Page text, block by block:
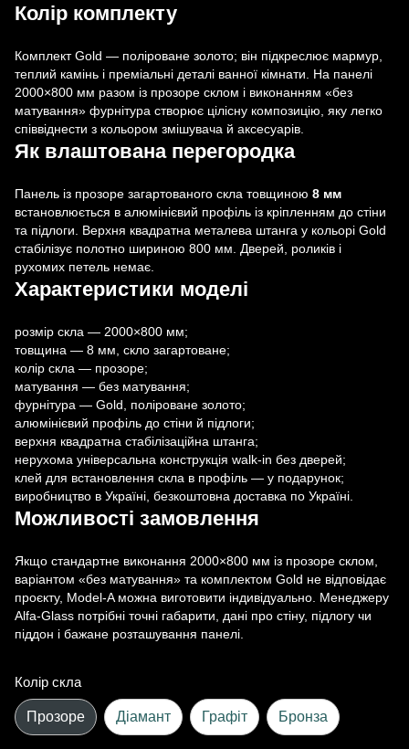
Колір комплекту
Комплект Gold — поліроване золото; він підкреслює мармур,
теплий камінь і преміальні деталі ванної кімнати. На панелі
2000×800 мм разом із прозоре склом і виконанням «без
матування» фурнітура створює цілісну композицію, яку легко
співвіднести з кольором змішувача й аксесуарів.
Як влаштована перегородка
Панель із прозоре загартованого скла товщиною 8 мм
встановлюється в алюмінієвий профіль із кріпленням до стіни
та підлоги. Верхня квадратна металева штанга у кольорі Gold
стабілізує полотно шириною 800 мм. Дверей, роликів і
рухомих петель немає.
Характеристики моделі
розмір скла — 2000×800 мм;
товщина — 8 мм, скло загартоване;
колір скла — прозоре;
матування — без матування;
фурнітура — Gold, поліроване золото;
алюмінієвий профіль до стіни й підлоги;
верхня квадратна стабілізаційна штанга;
нерухома універсальна конструкція walk-in без дверей;
клей для встановлення скла в профіль — у подарунок;
виробництво в Україні, безкоштовна доставка по Україні.
Можливості замовлення
Якщо стандартне виконання 2000×800 мм із прозоре склом,
варіантом «без матування» та комплектом Gold не відповідає
проєкту, Model-A можна виготовити індивідуально. Менеджеру
Alfa-Glass потрібні точні габарити, дані про стіну, підлогу чи
піддон і бажане розташування панелі.
Колір скла
Прозоре Діамант Графіт Бронза